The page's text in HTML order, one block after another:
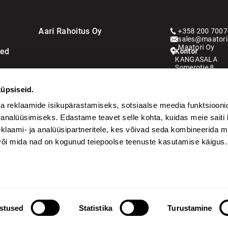
reklaamide isikupärastamiseks, sotsiaalse meedia
Edastame teavet selle kohta, kuidas meie saiti
ja analüüsipartneritele, kes võivad seda kombineerida
mida nad on kogunud teiepoolse teenuste kasutamise käigus.
Statistika Turustamine
Aari Rahoitus Oy
+358 200
Maatori Oy
Kontor
KANGASALA
Somerotie 8
01510 Vantaa